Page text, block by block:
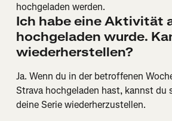
hochgeladen werden.
Ich habe eine Aktivität
hochgeladen wurde.
wiederherstellen?
Ja. Wenn du in der betroffenen
Strava hochgeladen hast, kannst du
deine Serie wiederherzustellen.